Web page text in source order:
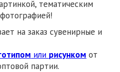
тематическим
на заказ сувенирные и
или рисунком от
партии.